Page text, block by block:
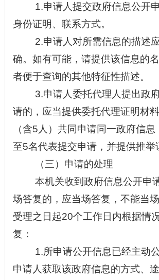
1.申请人提交政府信息公开
身份证明、联系方式。
2.申请人对所需信息的描述
确。如有可能，请提供该信息的
者便于查询的其他特征性描述。
3.申请人委托代理人提出政
请的，应当提供委托代理证明材
（含5人）共同申请同一政府信
至5名代表提交申请，并提供推举
（三）申请的处理
本机关收到政府信息公开申
场答复的，应当场答复，不能当
受理之日起20个工作日内根据情
复：
1.所申请公开信息已经主动
申请人获取该政府信息的方式、途